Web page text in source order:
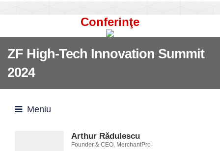
Conferinţe
ZF High-Tech Innovation Summit
2024
Meniu
Arthur Rădulescu
Founder & CEO, MerchantPro